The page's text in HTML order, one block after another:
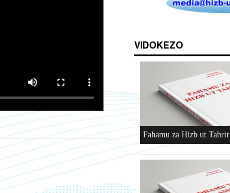
VIDOKEZO
Fahamu za Hizb ut Tahrir